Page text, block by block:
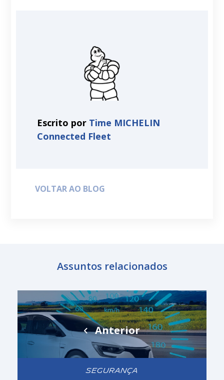
Escrito por Time MICHELIN
Connected Fleet
VOLTAR AO BLOG
Assuntos relacionados
Anterior
SEGURANÇA